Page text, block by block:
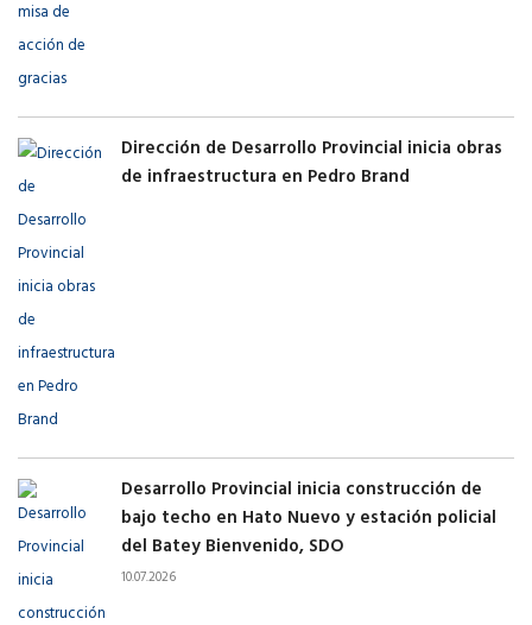
Dirección de Desarrollo Provincial inicia obras
de infraestructura en Pedro Brand
Desarrollo Provincial inicia construcción de
bajo techo en Hato Nuevo y estación policial
del Batey Bienvenido, SDO
10.07.2026